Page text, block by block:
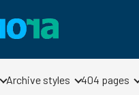
Archive styles 404 pages